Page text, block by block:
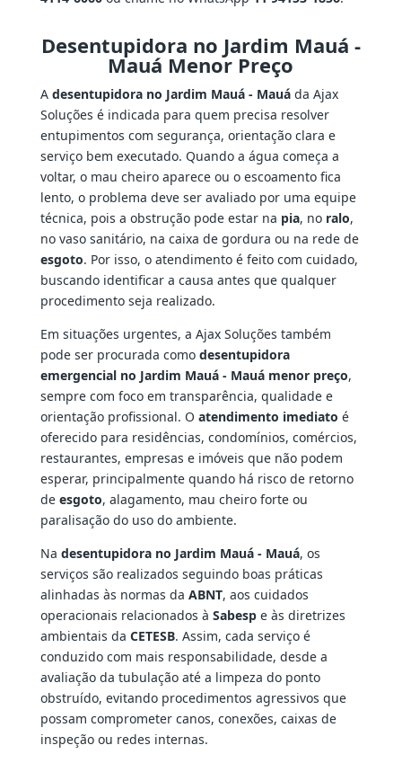
Desentupidora no Jardim Mauá -
Mauá Menor Preço
A desentupidora no Jardim Mauá - Mauáda Ajax
Soluções é indicada para quem precisa resolver
entupimentos com segurança, orientação clara e
serviço bem executado. Quando a água começa a
voltar, o mau cheiro aparece ou o escoamento fica
lento, o problema deve ser avaliado por uma equipe
técnica, pois a obstrução pode estar na pia, no ralo,
no vaso sanitário, na caixa de gordura ou na rede de
esgoto. Por isso, o atendimento é feito com cuidado,
buscando identificar a causa antes que qualquer
procedimento seja realizado.
Em situações urgentes, a Ajax Soluções também
pode ser procurada como desentupidora
emergencial no Jardim Mauá - Mauá menor preço,
sempre com foco em transparência, qualidade e
orientação profissional. O atendimento imediato é
oferecido para residências, condomínios, comércios,
restaurantes, empresas e imóveis que não podem
esperar, principalmente quando há risco de retorno
de esgoto, alagamento, mau cheiro forte ou
paralisação do uso do ambiente.
Na desentupidora no Jardim Mauá - Mauá, os
serviços são realizados seguindo boas práticas
alinhadas às normas da ABNT, aos cuidados
operacionais relacionados à Sabespe às diretrizes
ambientais da CETESB. Assim, cada serviço é
conduzido com mais responsabilidade, desde a
avaliação da tubulação até a limpeza do ponto
obstruído, evitando procedimentos agressivos que
possam comprometer canos, conexões, caixas de
inspeção ou redes internas.